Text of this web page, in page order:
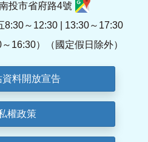
投市省府路4號
8:30～12:30 | 13:30～17:30
16:30）（國定假日除外）
資料開放宣告
權政策